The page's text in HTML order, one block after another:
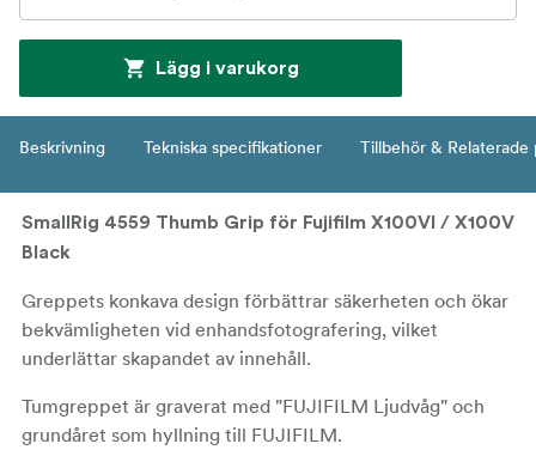
Lägg i varukorg
Beskrivning Tekniska specifikationer Tillbehör & Relaterade
SmallRig 4559 Thumb Grip för Fujifilm X100VI / X100V
Black
Greppets konkava design förbättrar säkerheten och ökar
bekvämligheten vid enhandsfotografering, vilket
underlättar skapandet av innehåll.
Tumgreppet är graverat med "FUJIFILM Ljudvåg" och
grundåret som hyllning till FUJIFILM.